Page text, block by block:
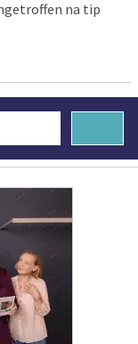
na tip